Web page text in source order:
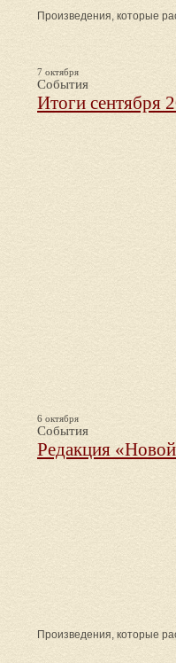
Произведения, которые
7 октября
События
Итоги сентября
6 октября
События
Редакция
Произведения, которые